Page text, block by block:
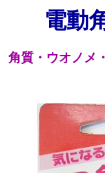
電動
角質・ウオノメ